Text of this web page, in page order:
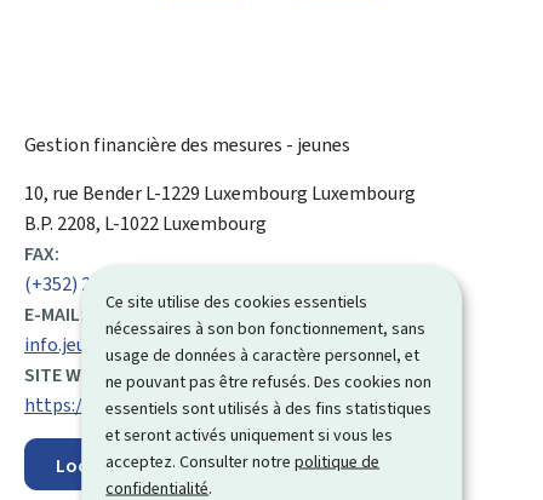
Ce site utilise des cookies essentiels
nécessaires à son bon fonctionnement, sans
usage de données à caractère personnel, et
ne pouvant pas être refusés. Des cookies non
essentiels sont utilisés à des fins statistiques
et seront activés uniquement si vous les
acceptez. Consulter notrepolitique de
confidentialité.
Gestion financière des mesures - jeunes
ADRESSE
:
10, rue BenderL-1229 Luxembourg Luxembourg
B.P. 2208, L-1022 Luxembourg
FAX:
(+352) 29 65 90
E-MAIL:
info.jeune@adem.etat.lu
SITE WEB :
https://adem.public.lu/fr.html
Localisez sur la carte